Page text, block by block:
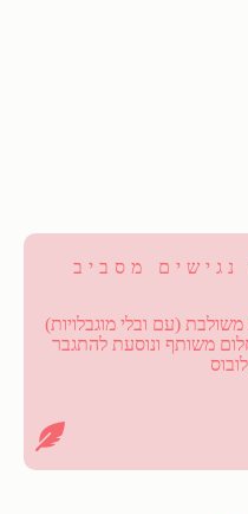
נגישים מסביב
(עם ובלי מוגבלויות)
משותף ונוסעת להתגבר